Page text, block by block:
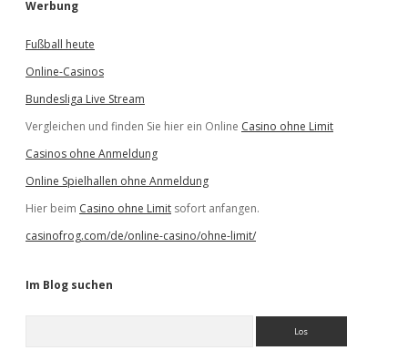
Werbung
Fußball heute
Online-Casinos
Bundesliga Live Stream
Vergleichen und finden Sie hier ein Online Casino ohne Limit
Casinos ohne Anmeldung
Online Spielhallen ohne Anmeldung
Hier beim Casino ohne Limit sofort anfangen.
casinofrog.com/de/online-casino/ohne-limit/
Im Blog suchen